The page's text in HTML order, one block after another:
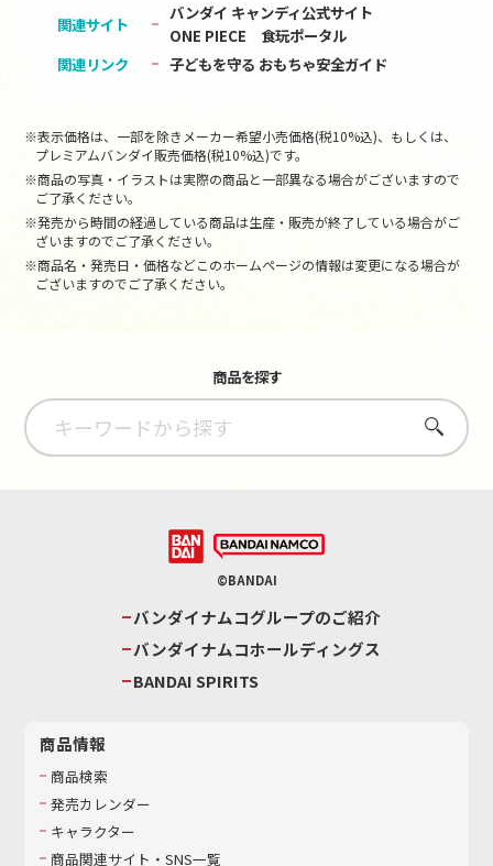
関連サイト
バンダイ キャンディ公式サイト
ONE PIECE 食玩ポータル
関連リンク
子どもを守る おもちゃ安全ガイド
※表示価格は、一部を除きメーカー希望小売価格(税10%込)、もしくは、
プレミアムバンダイ販売価格(税10%込)です。
※商品の写真・イラストは実際の商品と一部異なる場合がございますので
ご了承ください。
※発売から時間の経過している商品は生産・販売が終了している場合がご
ざいますのでご了承ください。
※商品名・発売日・価格などこのホームページの情報は変更になる場合が
ございますのでご了承ください。
商品を探す
さがす
©BANDAI
バンダイナムコグループのご紹介
バンダイナムコホールディングス
BANDAI SPIRITS
商品情報
商品検索
発売カレンダー
キャラクター
商品関連サイト・SNS一覧